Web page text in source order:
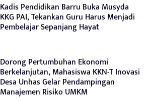
Kadis Pendidikan Barru Buka Musyda
KKG PAI, Tekankan Guru Harus Menjadi
Pembelajar Sepanjang Hayat
Dorong Pertumbuhan Ekonomi
Berkelanjutan, Mahasiswa KKN-T Inovasi
Desa Unhas Gelar Pendampingan
Manajemen Risiko UMKM